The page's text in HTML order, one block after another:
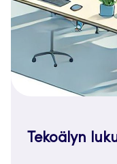
Tekoälyn